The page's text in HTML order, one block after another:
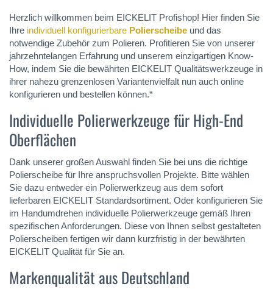
Herzlich willkommen beim EICKELIT Profishop! Hier finden Sie
Ihre individuell konfigurierbare Polierscheibe und das
notwendige Zubehör zum Polieren. Profitieren Sie von unserer
jahrzehntelangen Erfahrung und unserem einzigartigen Know-
How, indem Sie die bewährten EICKELIT Qualitätswerkzeuge in
ihrer nahezu grenzenlosen Variantenvielfalt nun auch online
konfigurieren und bestellen können.*
Individuelle Polierwerkzeuge für High-End
Oberflächen
Dank unserer großen Auswahl finden Sie bei uns die richtige
Polierscheibe für Ihre anspruchsvollen Projekte. Bitte wählen
Sie dazu entweder ein Polierwerkzeug aus dem sofort
lieferbaren EICKELIT Standardsortiment. Oder konfigurieren Sie
im Handumdrehen individuelle Polierwerkzeuge gemäß Ihren
spezifischen Anforderungen. Diese von Ihnen selbst gestalteten
Polierscheiben fertigen wir dann kurzfristig in der bewährten
EICKELIT Qualität für Sie an.
Markenqualität aus Deutschland